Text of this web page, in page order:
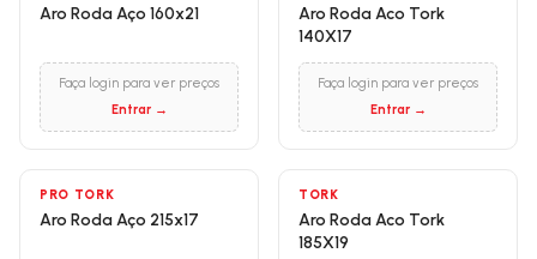
Aro Roda Aço 160x21
Faça login para ver preços
Entrar →
Aro Roda Aco Tork
140X17
Faça login para ver preços
Entrar →
PRO TORK
Aro Roda Aço 215x17
TORK
Aro Roda Aco Tork
185X19